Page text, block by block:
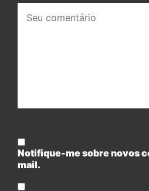
comentário:
Notifique-me sobre novos
mail.